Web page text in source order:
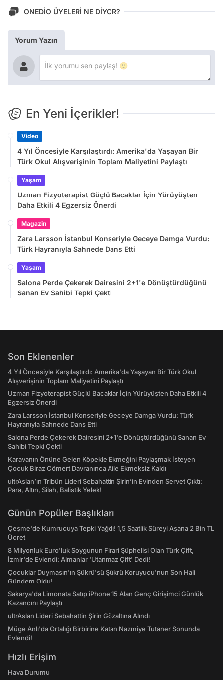
ONEDİO ÜYELERİ NE DİYOR?
Yorum Yazın
En Yeni İçerikler!
Video
4 Yıl Öncesiyle Karşılaştırdı: Amerika'da Yaşayan Bir
Türk Okul Alışverişinin Toplam Maliyetini Paylaştı
Yaşam
Uzman Fizyoterapist Güçlü Bacaklar İçin Yürüyüşten
Daha Etkili 4 Egzersiz Önerdi
Magazin
Zara Larsson İstanbul Konseriyle Geceye Damga Vurdu:
Türk Hayranıyla Sahnede Dans Etti
Yaşam
Salona Perde Çekerek Dairesini 2+1'e Dönüştürdüğünü
Sanan Ev Sahibi Tepki Çekti
Son Eklenenler
4 Yıl Öncesiyle Karşılaştırdı: Amerika'da Yaşayan Bir Türk Okul
Alışverişinin Toplam Maliyetini Paylaştı
Uzman Fizyoterapist Güçlü Bacaklar İçin Yürüyüşten Daha Etkili 4
Egzersiz Önerdi
Zara Larsson İstanbul Konseriyle Geceye Damga Vurdu: Türk
Hayranıyla Sahnede Dans Etti
Salona Perde Çekerek Dairesini 2+1'e Dönüştürdüğünü Sanan Ev
Sahibi Tepki Çekti
Karavanın Önüne Gelen Köpekle Ekmeğini Paylaşmak İsteyen
Çocuk Biraz Cömert Davranınca Aile Ekmeksiz Kaldı
ultrAslan’ın Tribün Lideri Sebahattin Şirin’in Evinden Servet Çıktı:
Para, Altın, Silah, Balistik Yelek!
Günün Popüler Başlıkları
Çeşme'de Kumrucuya Tepki Yağdı! 1,5 Saatlik Süreyi Aşana 2 Bin TL
Ücret
8 Milyonluk Euro'luk Soygunun Firari Şüphelisi Olan Türk Çift,
İzmir'de Evlendi: Almanlar 'Utanmaz Çift' Dedi!
Çocuklar Duymasın'ın Şükrü'sü Şükrü Koruyucu'nun Son Hali
Gündem Oldu!
Sakarya'da Limonata Satıp iPhone 15 Alan Genç Girişimci Günlük
Kazancını Paylaştı
ultrAslan Lideri Sebahattin Şirin Gözaltına Alındı
Müge Anlı'da Ortalığı Birbirine Katan Nazmiye Tutaner Sonunda
Evlendi!
Hızlı Erişim
Hava Durumu